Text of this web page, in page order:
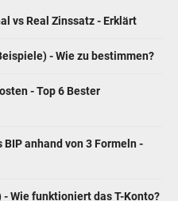
vs Real Zinssatz - Erklärt
- Wie zu bestimmen?
- Top 6 Bester
anhand von 3 Formeln -
Wie funktioniert das T-Konto?